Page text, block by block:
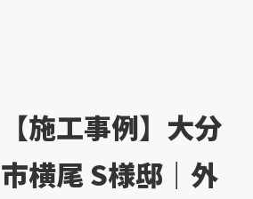
【施工事例】大分
市横尾 S様邸｜外